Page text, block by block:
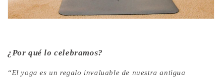
¿Por qué lo celebramos?
“El yoga es un regalo invaluable de nuestra antigua